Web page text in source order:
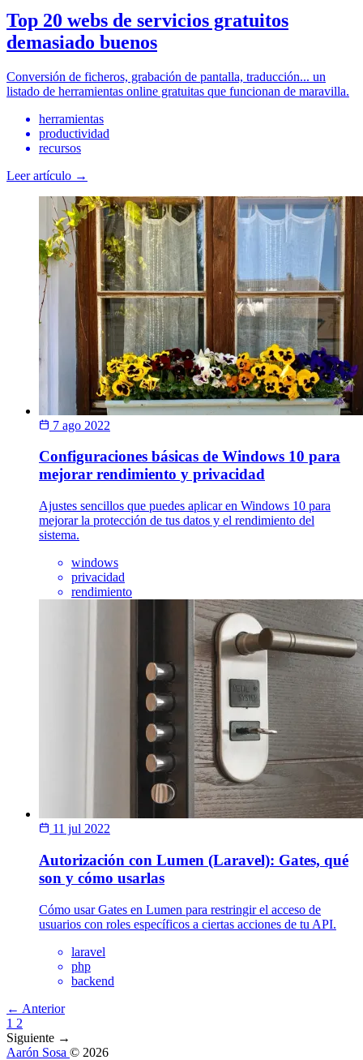
Top 20 webs de servicios gratuitos
demasiado buenos
Conversión de ficheros, grabación de pantalla, traducción... un
listado de herramientas online gratuitas que funcionan de maravilla.
herramientas
productividad
recursos
Leer artículo →
7 ago 2022
Configuraciones básicas de Windows 10 para
mejorar rendimiento y privacidad
Ajustes sencillos que puedes aplicar en Windows 10 para
mejorar la protección de tus datos y el rendimiento del
sistema.
windows
privacidad
rendimiento
11 jul 2022
Autorización con Lumen (Laravel): Gates, qué
son y cómo usarlas
Cómo usar Gates en Lumen para restringir el acceso de
usuarios con roles específicos a ciertas acciones de tu API.
laravel
php
backend
← Anterior
1 2
Siguiente →
Aarón Sosa © 2026